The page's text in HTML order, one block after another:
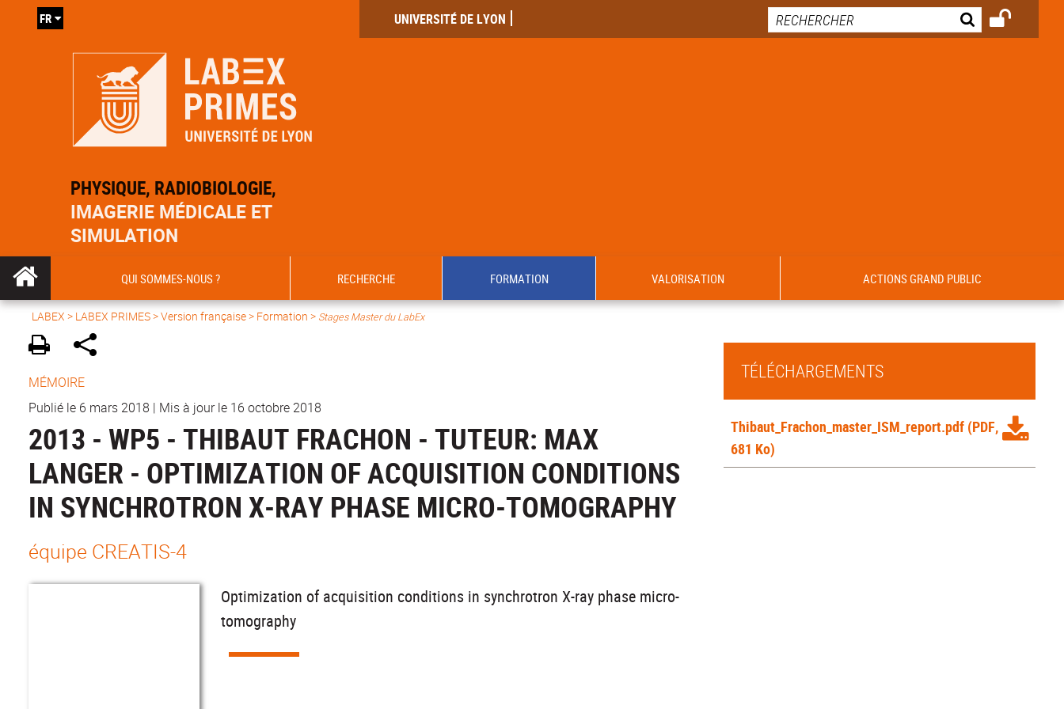
PHYSIQUE, RADIOBIOLOGIE,
IMAGERIE MÉDICALE ET
SIMULATION
UNIVERSITÉ DE LYON
FR
QUI SOMMES-NOUS ? RECHERCHE FORMATION VALORISATION ACTIONS GRAND PUBLIC
LABEX > LABEX PRIMES>Version française> Formation > Stages Master du LabEx
MÉMOIRE
Publié le 6 mars 2018 | Mis à jour le 16 octobre 2018
2013 - WP5 - THIBAUT FRACHON - TUTEUR: MAX
LANGER - OPTIMIZATION OF ACQUISITION CONDITIONS
IN SYNCHROTRON X-RAY PHASE MICRO-TOMOGRAPHY
équipe CREATIS-4
Optimization of acquisition conditions in synchrotron X-ray phase micro-
tomography
TÉLÉCHARGEMENTS
Thibaut_Frachon_master_ISM_report.pdf (PDF,
681 Ko)